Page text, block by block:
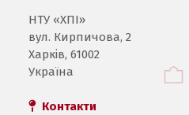
НТУ «ХПI»
вул. Кирпичова, 2
Харків, 61002
Україна
Контакти